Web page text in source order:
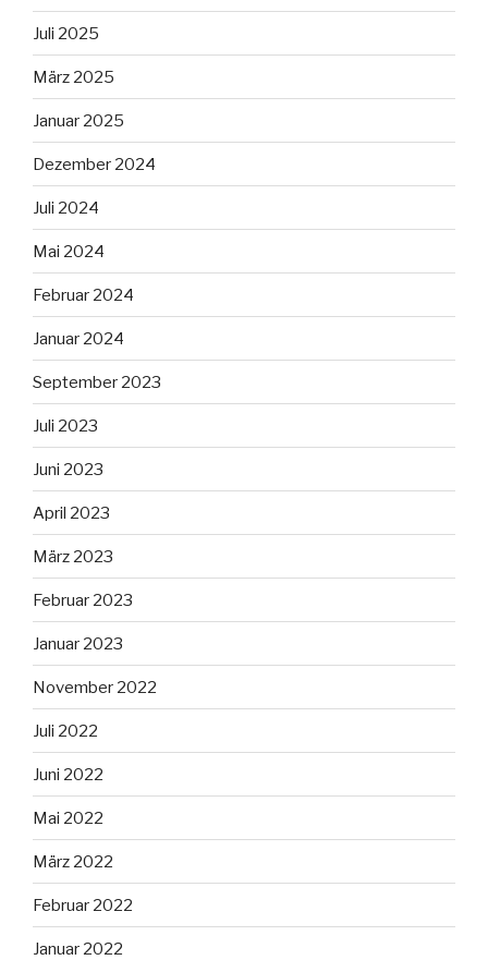
Juli 2025
März 2025
Januar 2025
Dezember 2024
Juli 2024
Mai 2024
Februar 2024
Januar 2024
September 2023
Juli 2023
Juni 2023
April 2023
März 2023
Februar 2023
Januar 2023
November 2022
Juli 2022
Juni 2022
Mai 2022
März 2022
Februar 2022
Januar 2022